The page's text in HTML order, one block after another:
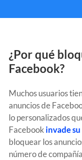
¿Por qué
Facebook?
Muchos usuarios
anuncios de
lo personalizados
Facebook invade
bloquear los
número de